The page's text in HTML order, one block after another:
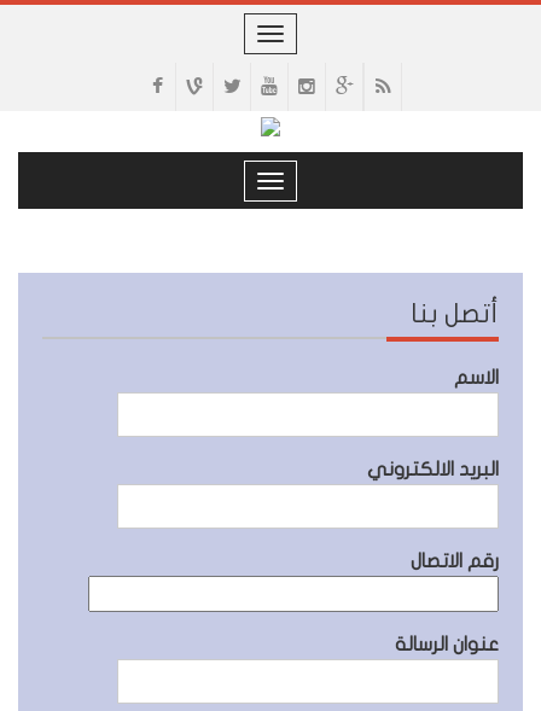
Toggle
Toggle
navigation
أتصل بنا
الاسم
البريد الالكتروني
رقم الاتصال
عنوان الرسالة